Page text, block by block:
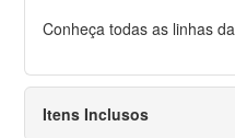
Conheça todas as linhas da
Itens Inclusos